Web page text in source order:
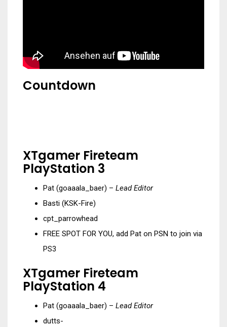
Countdown
XTgamer Fireteam
PlayStation 3
Pat (goaaala_baer) – Lead Editor
Basti (KSK-Fire)
cpt_parrowhead
FREE SPOT FOR YOU, add Pat on PSN to join via
PS3
XTgamer Fireteam
PlayStation 4
Pat (goaaala_baer) – Lead Editor
dutts-